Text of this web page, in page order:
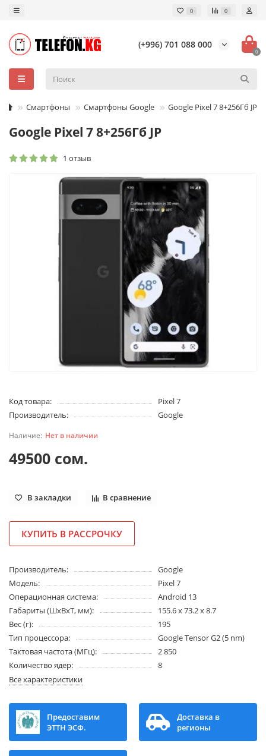
0 0
(+996) 701 088 000
0
Смартфоны Смартфоны Google Google Pixel 7 8+256Гб JP
Google Pixel 7 8+256Гб JP
1 отзыв
Код товара:
Pixel 7
Производитель:
Google
Нет в наличии
49500 сом.
В закладки В сравнение
КУПИТЬ В РАССРОЧКУ
Производитель:
Google
Модель:
Pixel 7
Операционная система:
Android 13
Габариты (ШхВхТ, мм):
155.6 x 73.2 x 8.7
Вес (г):
195
Тип процессора:
Google Tensor G2 (5 nm)
Тактовая частота (МГц):
2 850
Количество ядер:
8
Все характеристики
Предоставим
ЭТТН ЭСФ.
Доставка в
регионы